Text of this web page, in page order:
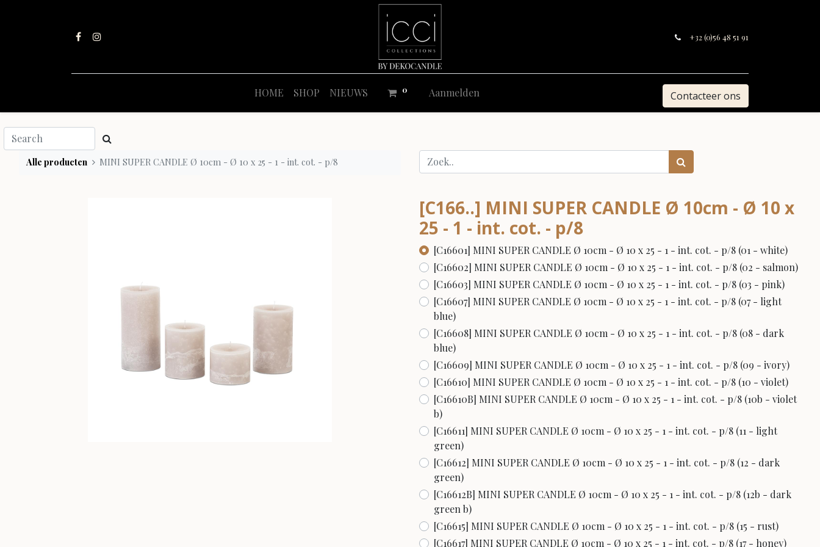
+32 (0)56 48 51 91
HOME SHOP NIEUWS 0 Aanmelden Contacteer ons
Alle producten MINI SUPER CANDLE Ø 10cm - Ø 10 x 25 - 1 - int. cot. - p/8
[C166..] MINI SUPER CANDLE Ø 10cm - Ø 10 x
25 - 1 - int. cot. - p/8
[C16601] MINI SUPER CANDLE Ø 10cm - Ø 10 x 25 - 1 - int. cot. - p/8 (01 - white)
[C16602] MINI SUPER CANDLE Ø 10cm - Ø 10 x 25 - 1 - int. cot. - p/8 (02 - salmon)
[C16603] MINI SUPER CANDLE Ø 10cm - Ø 10 x 25 - 1 - int. cot. - p/8 (03 - pink)
[C16607] MINI SUPER CANDLE Ø 10cm - Ø 10 x 25 - 1 - int. cot. - p/8 (07 - light
blue)
[C16608] MINI SUPER CANDLE Ø 10cm - Ø 10 x 25 - 1 - int. cot. - p/8 (08 - dark
blue)
[C16609] MINI SUPER CANDLE Ø 10cm - Ø 10 x 25 - 1 - int. cot. - p/8 (09 - ivory)
[C16610] MINI SUPER CANDLE Ø 10cm - Ø 10 x 25 - 1 - int. cot. - p/8 (10 - violet)
[C16610B] MINI SUPER CANDLE Ø 10cm - Ø 10 x 25 - 1 - int. cot. - p/8 (10b - violet
b)
[C16611] MINI SUPER CANDLE Ø 10cm - Ø 10 x 25 - 1 - int. cot. - p/8 (11 - light
green)
[C16612] MINI SUPER CANDLE Ø 10cm - Ø 10 x 25 - 1 - int. cot. - p/8 (12 - dark
green)
[C16612B] MINI SUPER CANDLE Ø 10cm - Ø 10 x 25 - 1 - int. cot. - p/8 (12b - dark
green b)
[C16615] MINI SUPER CANDLE Ø 10cm - Ø 10 x 25 - 1 - int. cot. - p/8 (15 - rust)
[C16617] MINI SUPER CANDLE Ø 10cm - Ø 10 x 25 - 1 - int. cot. - p/8 (17 - honey)